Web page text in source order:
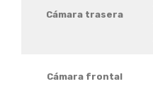
Cámara trasera
Cámara frontal